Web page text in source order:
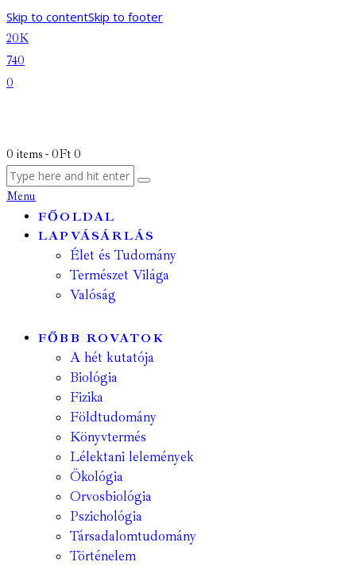
Skip to contentSkip to footer
20K
740
0
0 items - 0Ft 0
Menu
FŐOLDAL
LAPVÁSÁRLÁS
Élet és Tudomány
Természet Világa
Valóság
FŐBB ROVATOK
A hét kutatója
Biológia
Fizika
Földtudomány
Könyvtermés
Lélektani lelemények
Ökológia
Orvosbiológia
Pszichológia
Társadalomtudomány
Történelem